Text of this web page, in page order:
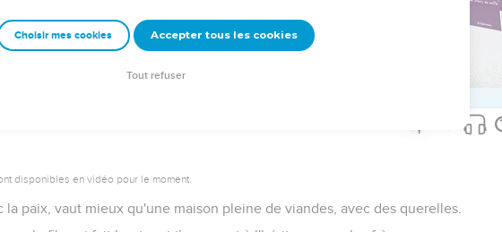
vaut mieux que l'homme vaillant ; et celui qui est maître de son coeur, que celui
la robe ; mais tout ce qui en résulte vient de l'Éternel.
disponibles en vidéo pour le moment.
la paix, vaut mieux qu'une maison pleine de viandes, avec des querelles.
Choisir mes cookies Accepter tous les cookies
Tout refuser